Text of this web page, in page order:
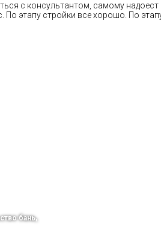
с консультантом, самому
По этапу стройки все хорошо. По
бань,